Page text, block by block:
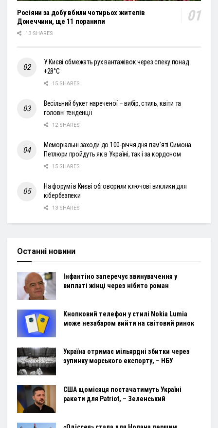
Росіяни за добу вбили чотирьох жителів
Донеччини, ще 11 поранили
13 SHARES
У Києві обмежать рух вантажівок через спеку понад
+28°С
15 SHARES
Весільний букет нареченої – вибір, стиль, квіти та
головні тенденції
12 SHARES
Меморіальні заходи до 100-річчя дня пам’яті Симона
Петлюри пройдуть як в Україні, так і за кордоном
15 SHARES
На форумі в Києві обговорили ключові виклики для
кібербезпеки
13 SHARES
Останні новини
Інфантіно заперечує звинувачення у
виплаті жінці через нібито роман
Кнопковий телефон у стилі Nokia Lumia
може незабаром вийти на світовий ринок
Україна отримає мільярдні збитки через
зупинку морського експорту, – НБУ
США щомісяця постачатимуть Україні
ракети для Patriot, – Зеленський